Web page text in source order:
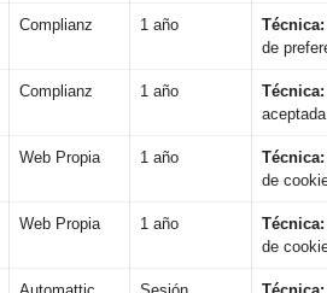
Complianz 1 año Técnica:
de
Complianz 1 año Técnica:
Web Propia 1 año Técnica:
de
Web Propia 1 año Técnica:
de